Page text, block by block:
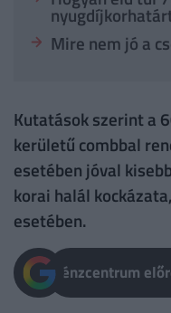
Mire nem jó a
Kutatások szerint a
kerületű combbal
esetében jóval
korai halál
esetében.
Pénzcentrum